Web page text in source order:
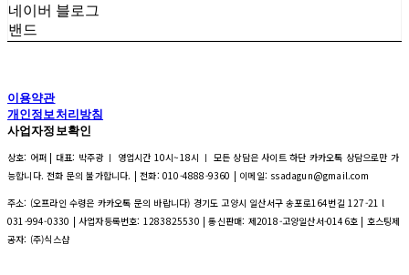
네이버 블로그
밴드
이용약관
개인정보처리방침
사업자정보확인
상호: 어퍼 | 대표: 박주광 ㅣ 영업시간 10시~18시 ㅣ 모든 상담은 사이트 하단 카카오톡 상담으로만 가
능합니다. 전화 문의 불가합니다. | 전화: 010-4888-9360 | 이메일: ssadagun@gmail.com
주소: (오프라인 수령은 카카오톡 문의 바랍니다) 경기도 고양시 일산서구 송포로164번길 127-21 l
031-994-0330 | 사업자등록번호: 1283825530 | 통신판매: 제2018-고양일산서-0146호 | 호스팅제
공자: (주)식스샵